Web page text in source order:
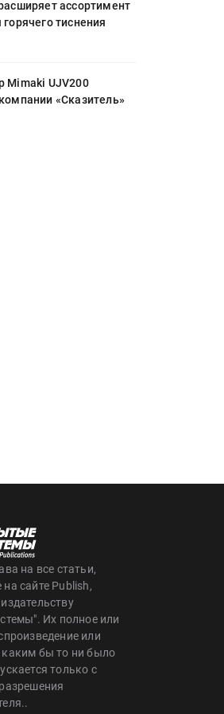
ассортимент
тиснения
Mimaki UJV200
«Сказитель»
на все статьи,
сайте Publish,
Их полное или
или
бы то ни было
только с